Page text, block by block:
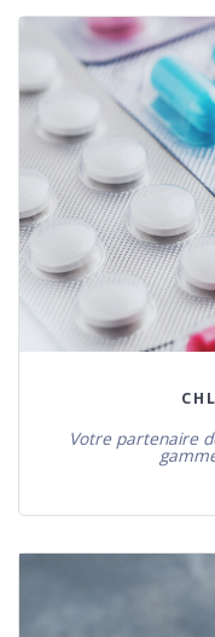
Votre partenaire